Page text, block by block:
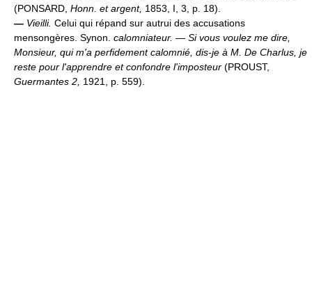
(PONSARD, Honn. et argent, 1853, I, 3, p. 18).
— Vieilli. Celui qui répand sur autrui des accusations
mensongères. Synon. calomniateur. — Si vous voulez me dire,
Monsieur, qui m'a perfidement calomnié, dis-je à M. De Charlus, je
reste pour l'apprendre et confondre l'imposteur (PROUST,
Guermantes 2, 1921, p. 559).